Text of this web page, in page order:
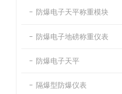
防爆电子天平称重模块
防爆电子地磅称重仪表
防爆电子天平
隔爆型防爆仪表